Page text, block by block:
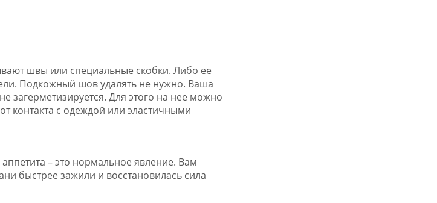
швы или специальные скобки. Либо ее
Подкожный шов удалять не нужно. Ваша
загерметизируется. Для этого на нее можно
контакта с одеждой или эластичными
– это нормальное явление. Вам
быстрее зажили и восстановилась сила